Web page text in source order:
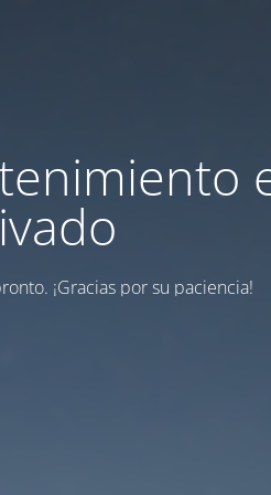
¡Gracias por su paciencia!